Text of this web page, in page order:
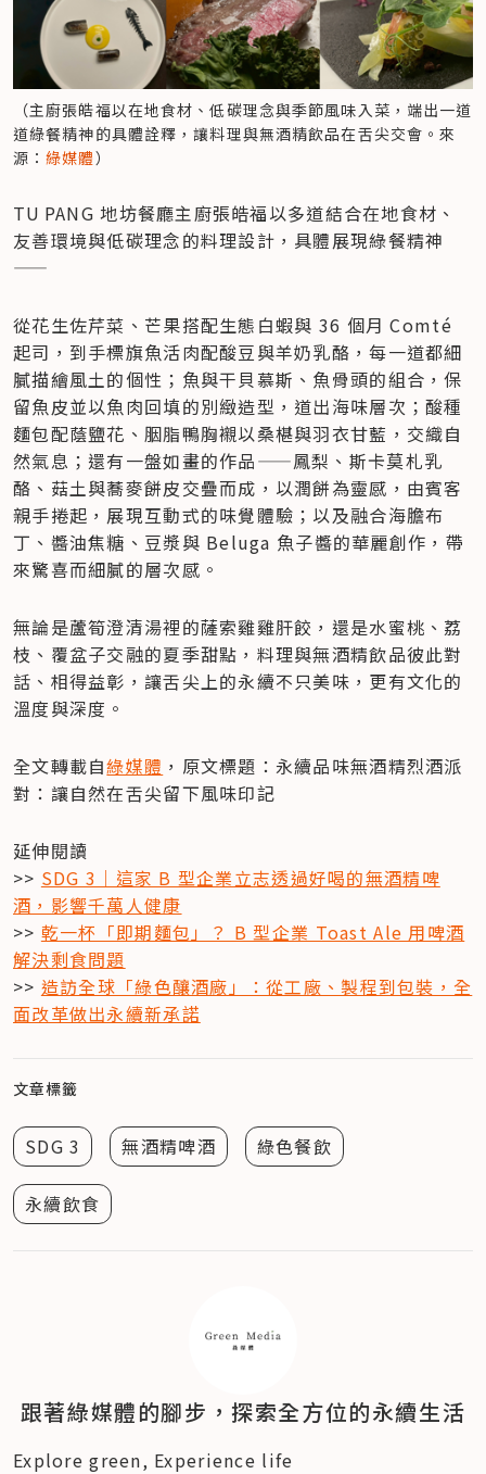
（主廚張皓福以在地食材、低碳理念與季節風味入菜，端出一道
道綠餐精神的具體詮釋，讓料理與無酒精飲品在舌尖交會。來
源：綠媒體）
TU PANG 地坊餐廳主廚張皓福以多道結合在地食材、
友善環境與低碳理念的料理設計，具體展現綠餐精神
——
從花生佐芹菜、芒果搭配生態白蝦與 36 個月 Comté
起司，到手標旗魚活肉配酸豆與羊奶乳酪，每一道都細
膩描繪風土的個性；魚與干貝慕斯、魚骨頭的組合，保
留魚皮並以魚肉回填的別緻造型，道出海味層次；酸種
麵包配蔭鹽花、胭脂鴨胸襯以桑椹與羽衣甘藍，交織自
然氣息；還有一盤如畫的作品——鳳梨、斯卡莫札乳
酪、菇土與蕎麥餅皮交疊而成，以潤餅為靈感，由賓客
親手捲起，展現互動式的味覺體驗；以及融合海膽布
丁、醬油焦糖、豆漿與 Beluga 魚子醬的華麗創作，帶
來驚喜而細膩的層次感。
無論是蘆筍澄清湯裡的薩索雞雞肝餃，還是水蜜桃、荔
枝、覆盆子交融的夏季甜點，料理與無酒精飲品彼此對
話、相得益彰，讓舌尖上的永續不只美味，更有文化的
溫度與深度。
全文轉載自綠媒體 ，原文標題：永續品味無酒精烈酒派
對：讓自然在舌尖留下風味印記
延伸閱讀
>> SDG 3｜這家 B 型企業立志透過好喝的無酒精啤
酒，影響千萬人健康
>> 乾一杯「即期麵包」？ B 型企業 Toast Ale 用啤酒
解決剩食問題
>> 造訪全球「綠色釀酒廠」：從工廠、製程到包裝，全
面改革做出永續新承諾
文章標籤
SDG 3 無酒精啤酒 綠色餐飲
永續飲食
跟著綠媒體的腳步，探索全方位的永續生活
Explore green, Experience life